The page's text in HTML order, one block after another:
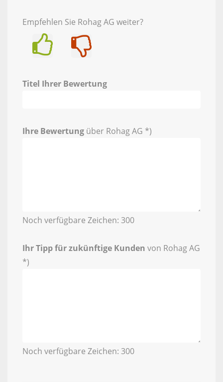
Empfehlen Sie Rohag AG weiter?
Titel Ihrer Bewertung
Ihre Bewertung über Rohag AG *)
Noch verfügbare Zeichen: 300
Ihr Tipp für zukünftige Kunden von Rohag AG
*)
Noch verfügbare Zeichen: 300